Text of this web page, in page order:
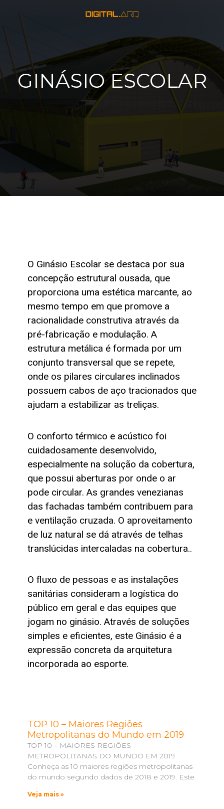
GINÁSIO ESCOLAR
O Ginásio Escolar se destaca por sua
concepção estrutural ousada, que
proporciona uma estética marcante, ao
mesmo tempo em que promove a
racionalidade construtiva através da
pré-fabricação e modulação. A
estrutura metálica é formada por um
conjunto transversal que se repete,
onde os pilares circulares inclinados
possuem cabos de aço tracionados que
ajudam a estabilizar as treliças.
O conforto térmico e acústico foi
cuidadosamente desenvolvido,
especialmente na solução da cobertura,
que possui aberturas por onde o ar
pode circular. As grandes venezianas
das fachadas também contribuem para
e ventilação cruzada. O aproveitamento
de luz natural se dá através de telhas
translúcidas intercaladas na cobertura..
O fluxo de pessoas e as instalações
sanitárias consideram a logística do
público em geral e das equipes que
jogam no ginásio. Através de soluções
simples e eficientes, este Ginásio é a
expressão concreta da arquitetura
incorporada ao esporte.
TOP 10 – Maiores Regiões
Metropolitanas do Mundo em 2019
TOP 10 – MAIORES REGIÕES
METROPOLITANAS DO MUNDO EM 2019
Conheça as 10 maiores regiões metropolitanas
do mundo segundo dados de 2018 e 2019. Este
Veja mais »